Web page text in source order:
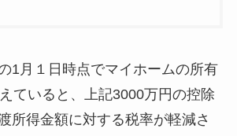
1月１日時点でマイホームの所有
ていると、上記3000万円の控除
所得金額に対する税率が軽減さ